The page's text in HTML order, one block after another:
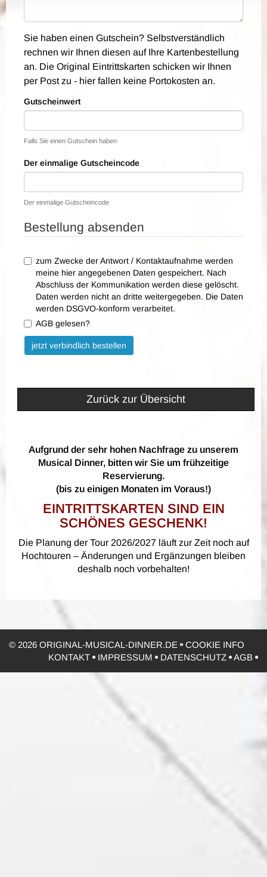
Sie haben einen Gutschein? Selbstverständlich
rechnen wir Ihnen diesen auf Ihre Kartenbestellung
an. Die Original Eintrittskarten schicken wir Ihnen
per Post zu - hier fallen keine Portokosten an.
Gutscheinwert
Falls Sie einen Gutschein haben
Der einmalige Gutscheincode
Der einmalige Gutscheincode
Bestellung absenden
zum Zwecke der Antwort / Kontaktaufnahme werden
meine hier angegebenen Daten gespeichert. Nach
Abschluss der Kommunikation werden diese gelöscht.
Daten werden nicht an dritte weitergegeben. Die Daten
werden DSGVO-konform verarbeitet.
AGB gelesen?
Bitte nicht ausfüllen.
jetzt verbindlich bestellen
Zurück zur Übersicht
Aufgrund der sehr hohen Nachfrage zu unserem
Musical Dinner, bitten wir Sie um frühzeitige
Reservierung.
(bis zu einigen Monaten im Voraus!)
EINTRITTSKARTEN SIND EIN
SCHÖNES GESCHENK!
Die Planung der Tour 2026/2027 läuft zur Zeit noch auf
Hochtouren – Änderungen und Ergänzungen bleiben
deshalb noch vorbehalten!
© 2026 ORIGINAL-MUSICAL-DINNER.DE
COOKIE INFO
KONTAKT
IMPRESSUM DATENSCHUTZ AGB